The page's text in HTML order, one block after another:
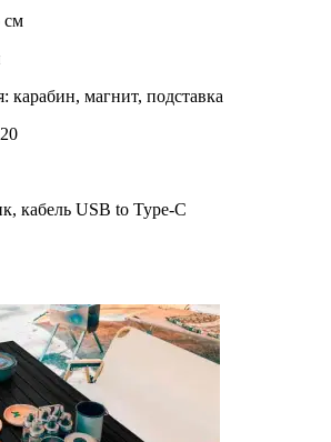
см
карабин, магнит, подставка
кабель USB to Type-C